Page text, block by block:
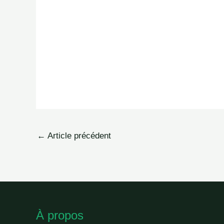
← Article précédent
À propos